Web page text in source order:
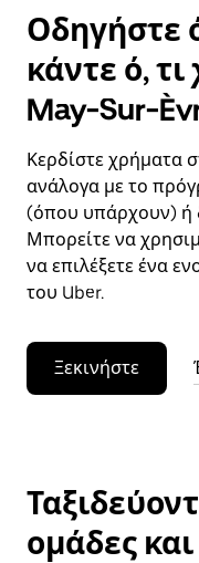
Οδηγήστε
κάντε ό, τι
May-Sur-
Κερδίστε χρήματα
ανάλογα με το
(όπου υπάρχουν) ή
Μπορείτε να
να επιλέξετε ένα
του Uber.
Ξεκινήστε
ομάδες